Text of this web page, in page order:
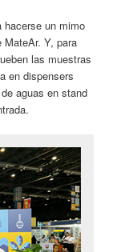
hacerse un mimo
Y, para
las muestras
en dispensers
aguas en stand